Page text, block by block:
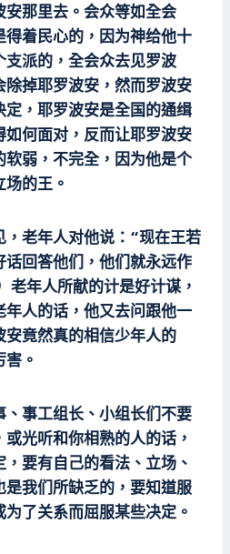
那里去。会众等如全会
着民心的，因为神给他十
派的，全会众去见罗波
掉耶罗波安，然而罗波安
，耶罗波安是全国的通缉
何面对，反而让耶罗波安
弱，不完全，因为他是个
的王。
老年人对他说：“现在王若
回答他们，他们就永远作
老年人所献的计是好计谋，
人的话，他又去问跟他一
竟然真的相信少年人的
。
事工组长、小组长们不要
光听和你相熟的人的话，
要有自己的看法、立场、
我们所缺乏的，要知道服
了关系而屈服某些决定。